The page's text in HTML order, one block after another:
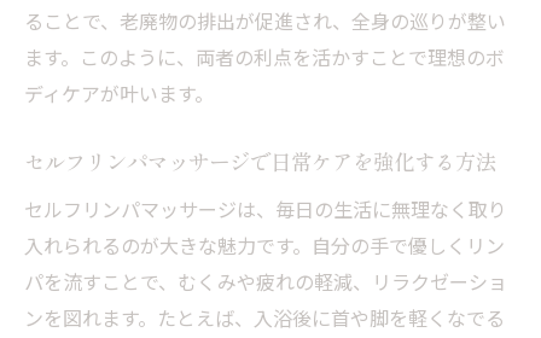
ることで、老廃物の排出が促進され、全身の巡りが整い
ます。このように、両者の利点を活かすことで理想のボ
ディケアが叶います。
セルフリンパマッサージで日常ケアを強化する方法
セルフリンパマッサージは、毎日の生活に無理なく取り
入れられるのが大きな魅力です。自分の手で優しくリン
パを流すことで、むくみや疲れの軽減、リラクゼーショ
ンを図れます。たとえば、入浴後に首や脚を軽くなでる